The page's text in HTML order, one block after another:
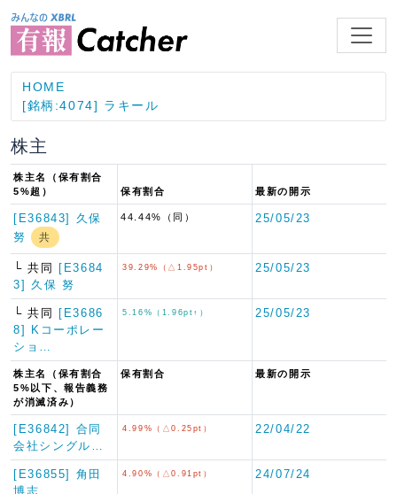
HOME
[銘柄:4074] ラキール
株主
株主名（保有割合
5%超）
保有割合 最新の開示
[E36843] 久保
努
共
44.44%（同） 25/05/23
└ 共同
[E3684
3] 久保 努
39.29%（△1.95pt） 25/05/23
└ 共同
[E3686
8] Kコーポレー
ショ…
5.16%（1.96pt↑） 25/05/23
株主名（保有割合
5%以下、報告義務
が消滅済み）
保有割合 最新の開示
[E36842] 合同
会社シングル…
4.99%（△0.25pt） 22/04/22
[E36855] 角田
博志
4.90%（△0.91pt） 24/07/24